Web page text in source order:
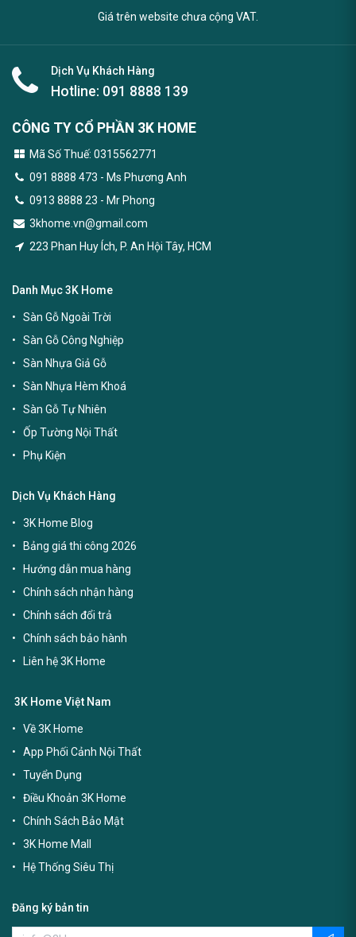
Giá trên website chưa cộng VAT.
Dịch Vụ Khách Hàng
Hotline: 091 8888 139
CÔNG TY CỔ PHẦN 3K HOME
Mã Số Thuế: 0315562771
091 8888 473 - Ms Phương Anh
0913 8888 23 - Mr Phong
3khome.vn@gmail.com
223 Phan Huy Ích, P. An Hội Tây, HCM
Danh Mục 3K Home
Sàn Gỗ Ngoài Trời
Sàn Gỗ Công Nghiệp
Sàn Nhựa Giả Gỗ
Sàn Nhựa Hèm Khoá
Sàn Gỗ Tự Nhiên
Ốp Tường Nội Thất
Phụ Kiện
Dịch Vụ Khách Hàng
3K Home Blog
Bảng giá thi công 2026
Hướng dẫn mua hàng
Chính sách nhận hàng
Chính sách đổi trả
Chính sách bảo hành
Liên hệ 3K Home
3K Home Việt Nam
Về 3K Home
App Phối Cảnh Nội Thất
Tuyển Dụng
Điều Khoản 3K Home
Chính Sách Bảo Mật
3K Home Mall
Hệ Thống Siêu Thị
Đăng ký bản tin